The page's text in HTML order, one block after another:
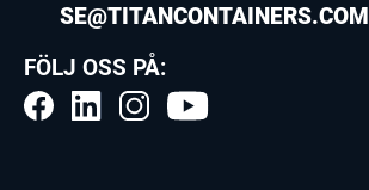
SE@TITANCONTAINERS.COM
FÖLJ OSS PÅ: